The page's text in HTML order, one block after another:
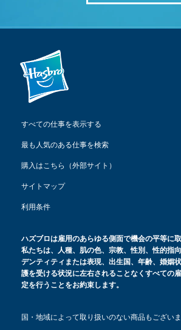
すべての仕事を表示する
最も人気のある仕事を検索
購入はこちら（外部サイト）
サイトマップ
利用条件
ハズブロは雇用のあらゆる側面で機会の平等に取
私たちは、人種、肌の色、宗教、性別、性的指
デンティティまたは表現、出生国、年齢、婚姻
護を受ける状況に左右されることなくすべての
定を行うことをお約束します。
国・地域によって取り扱いのない商品もございま